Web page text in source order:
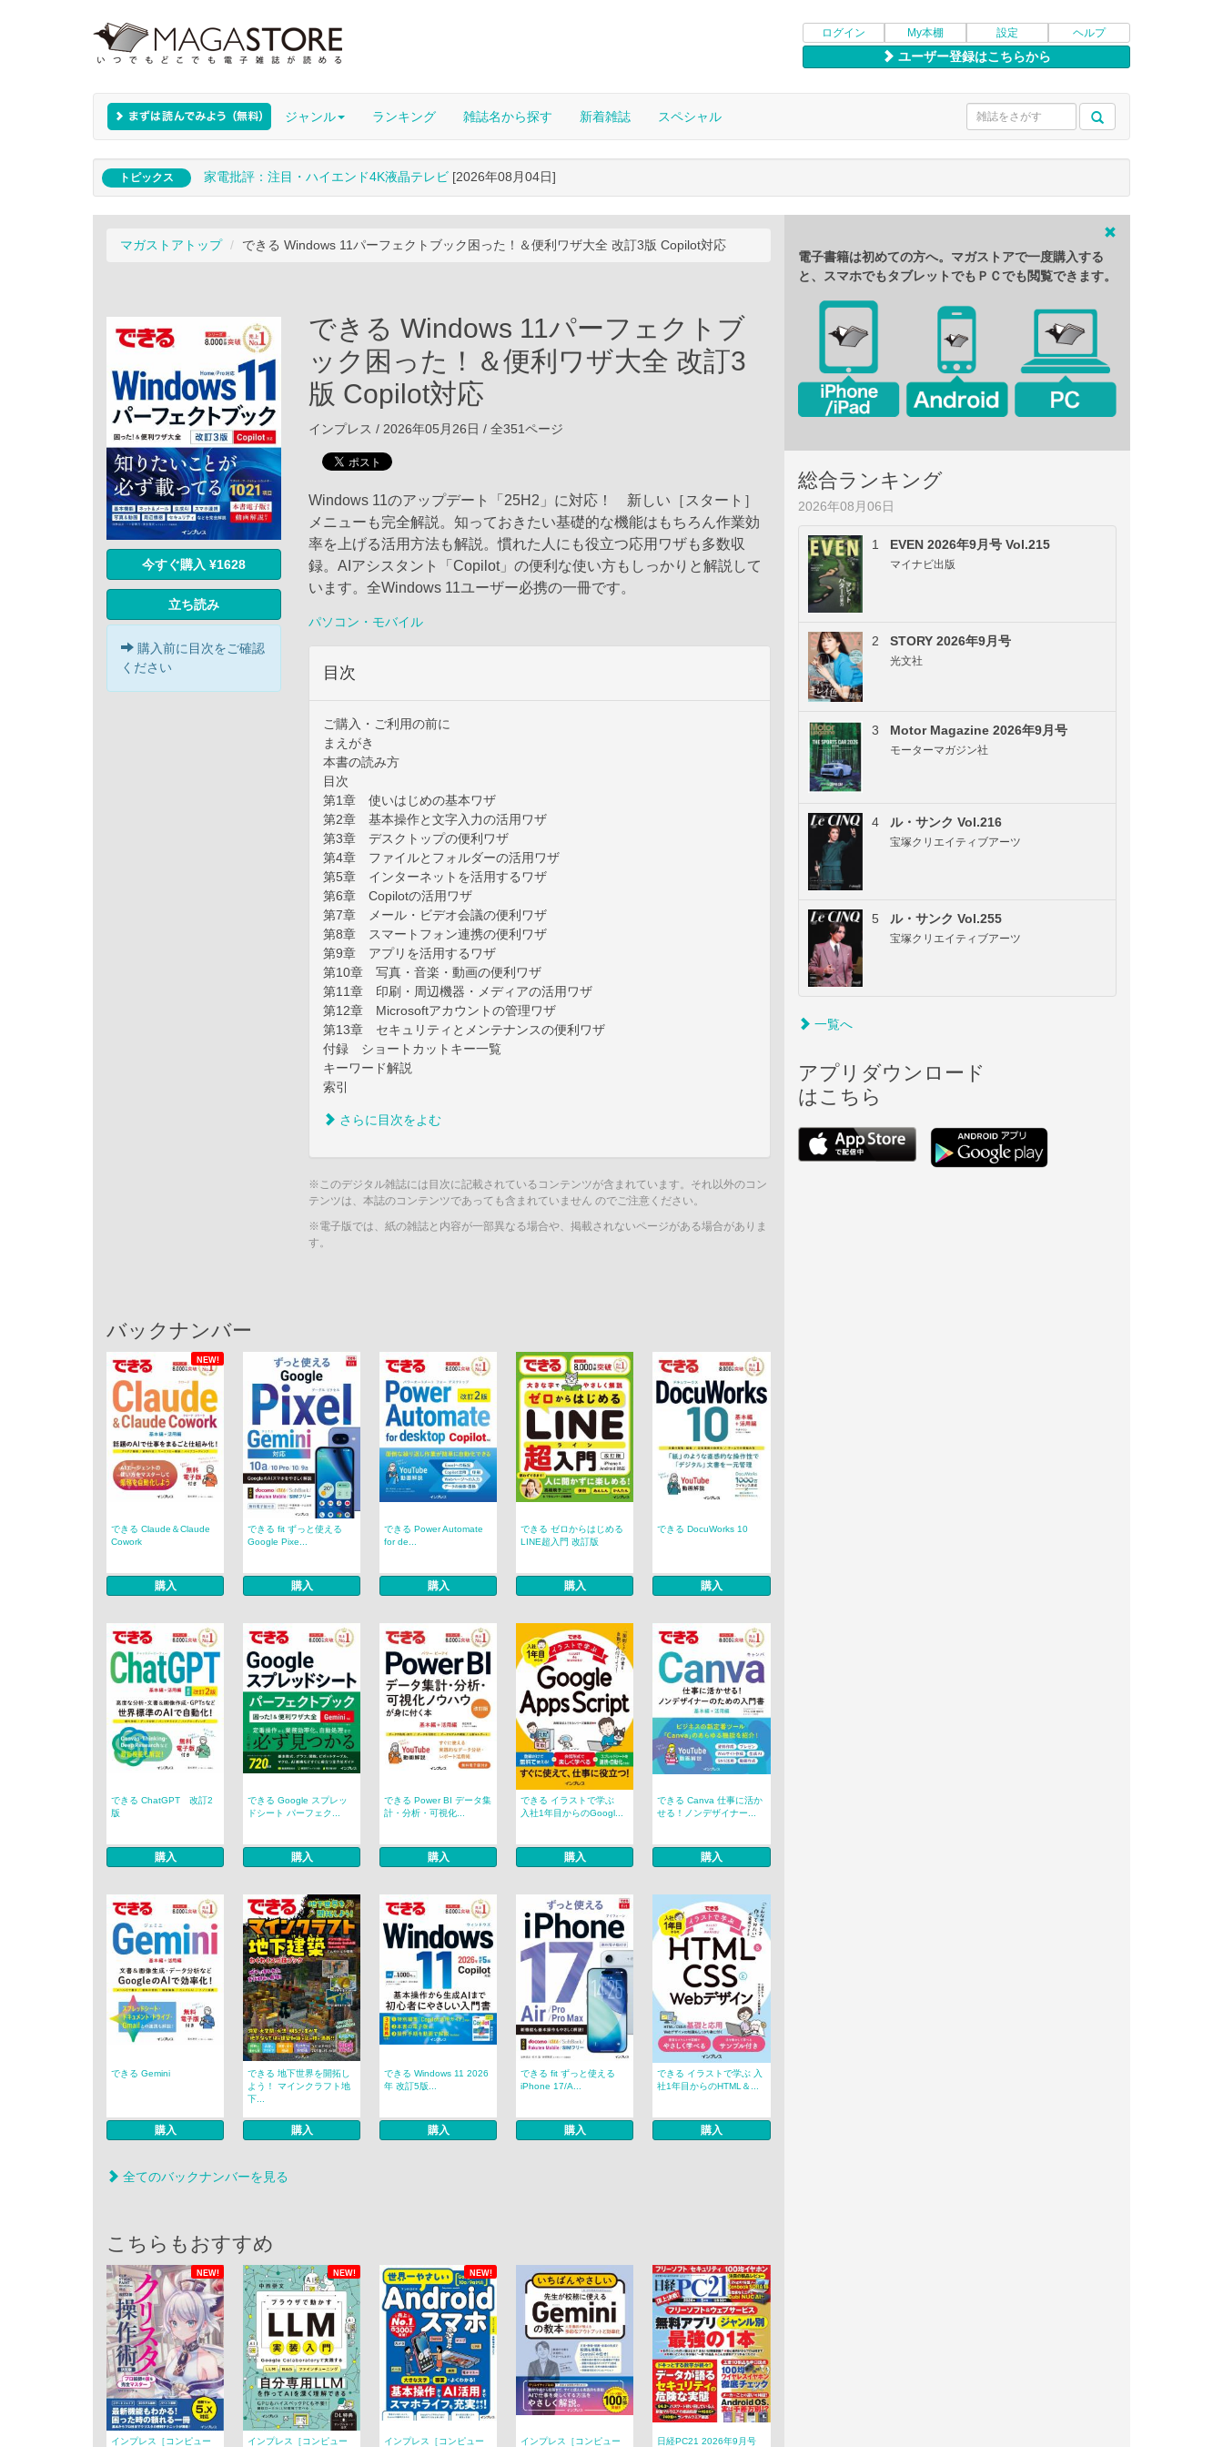
ログイン My本棚 設定 ヘルプ
ユーザー登録はこちらから
ジャンル ランキング 雑誌名から探す 新着雑誌 スペシャル
トピックス 家電批評：注目・ハイエンド4K液晶テレビ [2026年08月04日]
マガストアトップ できる Windows 11パーフェクトブック困った！＆便利ワザ大全 改訂3版 Copilot対応
今すぐ購入 ¥1628
立ち読み
購入前に目次をご確認
ください
できる Windows 11パーフェクトブ
ック困った！＆便利ワザ大全 改訂3
版 Copilot対応
インプレス / 2026年05月26日 / 全351ページ
Windows 11のアップデート「25H2」に対応！ 新しい［スタート］
メニューも完全解説。知っておきたい基礎的な機能はもちろん作業効
率を上げる活用方法も解説。慣れた人にも役立つ応用ワザも多数収
録。AIアシスタント「Copilot」の便利な使い方もしっかりと解説して
います。全Windows 11ユーザー必携の一冊です。
パソコン・モバイル
目次
ご購入・ご利用の前に
まえがき
本書の読み方
目次
第1章 使いはじめの基本ワザ
第2章 基本操作と文字入力の活用ワザ
第3章 デスクトップの便利ワザ
第4章 ファイルとフォルダーの活用ワザ
第5章 インターネットを活用するワザ
第6章 Copilotの活用ワザ
第7章 メール・ビデオ会議の便利ワザ
第8章 スマートフォン連携の便利ワザ
第9章 アプリを活用するワザ
第10章 写真・音楽・動画の便利ワザ
第11章 印刷・周辺機器・メディアの活用ワザ
第12章 Microsoftアカウントの管理ワザ
第13章 セキュリティとメンテナンスの便利ワザ
付録 ショートカットキー一覧
キーワード解説
索引
さらに目次をよむ
※このデジタル雑誌には目次に記載されているコンテンツが含まれています。それ以外のコン
テンツは、本誌のコンテンツであっても含まれていません のでご注意ください。
※電子版では、紙の雑誌と内容が一部異なる場合や、掲載されないページがある場合がありま
す。
バックナンバー
NEW!
できる Claude＆Claude
Cowork
購入
できる fit ずっと使える
Google Pixe...
購入
できる Power Automate
for de...
購入
できる ゼロからはじめる
LINE超入門 改訂版
購入
できる DocuWorks 10
購入
できる ChatGPT 改訂2
版
購入
できる Google スプレッ
ドシート パーフェク...
購入
できる Power BI データ集
計・分析・可視化...
購入
できる イラストで学ぶ
入社1年目からのGoogl...
購入
できる Canva 仕事に活か
せる！ノンデザイナー...
購入
できる Gemini
購入
できる 地下世界を開拓し
よう！ マインクラフト地
下...
購入
できる Windows 11 2026
年 改訂5版...
購入
できる fit ずっと使える
iPhone 17/A...
購入
できる イラストで学ぶ 入
社1年目からのHTML＆...
購入
全てのバックナンバーを見る
こちらもおすすめ
NEW! NEW! NEW!
インプレス［コンピュー インプレス［コンピュー インプレス［コンピュー インプレス［コンピュー 日経PC21 2026年9月号
電子書籍は初めての方へ。マガストアで一度購入する
と、スマホでもタブレットでもＰＣでも閲覧できます。
総合ランキング
2026年08月06日
1 EVEN 2026年9月号 Vol.215
マイナビ出版
2 STORY 2026年9月号
光文社
3 Motor Magazine 2026年9月号
モーターマガジン社
4 ル・サンク Vol.216
宝塚クリエイティブアーツ
5 ル・サンク Vol.255
宝塚クリエイティブアーツ
一覧へ
アプリダウンロード
はこちら